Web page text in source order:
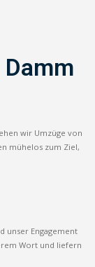
wir Umzüge von
mühelos zum Ziel,
unser Engagement
Wort und liefern